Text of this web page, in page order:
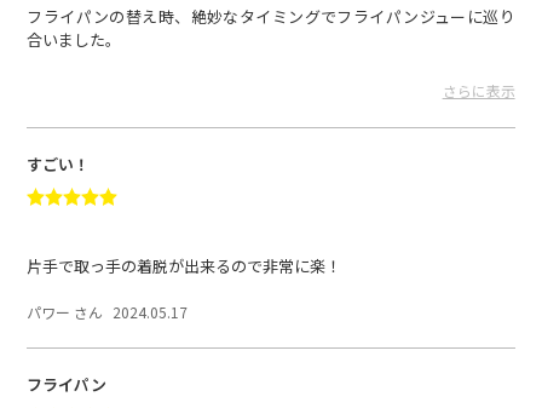
フライパンの替え時、絶妙なタイミングでフライパンジューに巡り
合いました。
さらに表示
すごい！
片手で取っ手の着脱が出来るので非常に楽！
パワー さん 2024.05.17
フライパン